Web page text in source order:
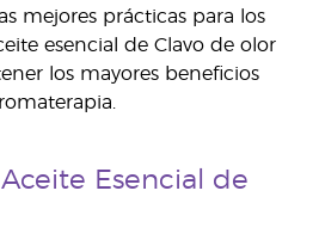
mejores prácticas para los
esencial de Clavo de olor
los mayores beneficios
Esencial de